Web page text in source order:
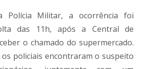
Polícia Militar, a ocorrência foi
das 11h, após a Central de
o chamado do supermercado.
policiais encontraram o suspeito